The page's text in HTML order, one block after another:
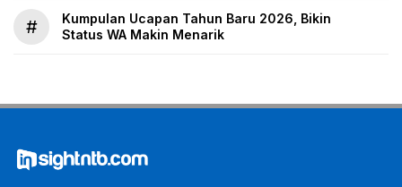
#
Kumpulan Ucapan Tahun Baru 2026, Bikin
Status WA Makin Menarik